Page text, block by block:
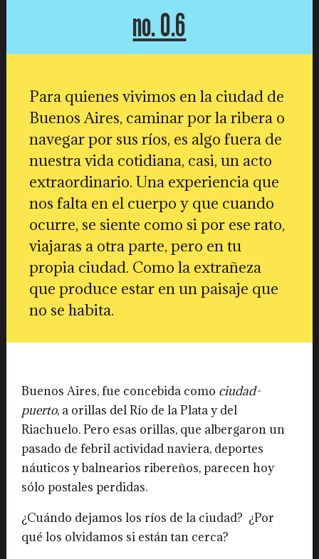
no. 0.6
Para quienes vivimos en la ciudad de
Buenos Aires, caminar por la ribera o
navegar por sus ríos, es algo fuera de
nuestra vida cotidiana, casi, un acto
extraordinario. Una experiencia que
nos falta en el cuerpo y que cuando
ocurre, se siente como si por ese rato,
viajaras a otra parte, pero en tu
propia ciudad. Como la extrañeza
que produce estar en un paisaje que
no se habita.
Buenos Aires, fue concebida como ciudad-
puerto, a orillas del Río de la Plata y del
Riachuelo. Pero esas orillas, que albergaron un
pasado de febril actividad naviera, deportes
náuticos y balnearios ribereños, parecen hoy
sólo postales perdidas.
¿Cuándo dejamos los ríos de la ciudad? ¿Por
qué los olvidamos si están tan cerca?